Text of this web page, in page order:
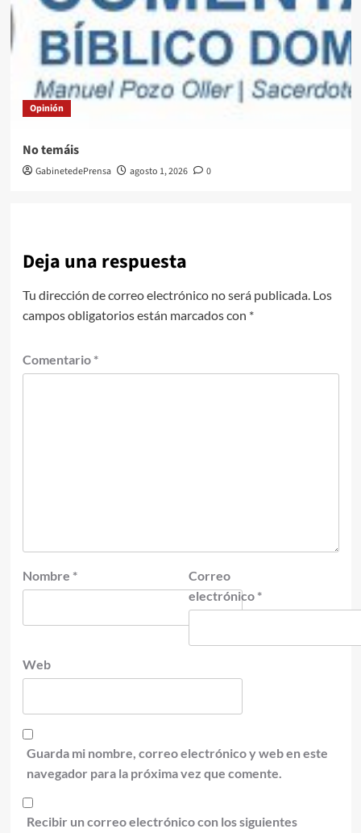
Opinión
No temáis
GabinetedePrensa agosto 1, 2026 0
Deja una respuesta
Tu dirección de correo electrónico no será publicada. Los
campos obligatorios están marcados con *
Comentario *
Nombre *
Correo
electrónico *
Web
Guarda mi nombre, correo electrónico y web en este
navegador para la próxima vez que comente.
Recibir un correo electrónico con los siguientes